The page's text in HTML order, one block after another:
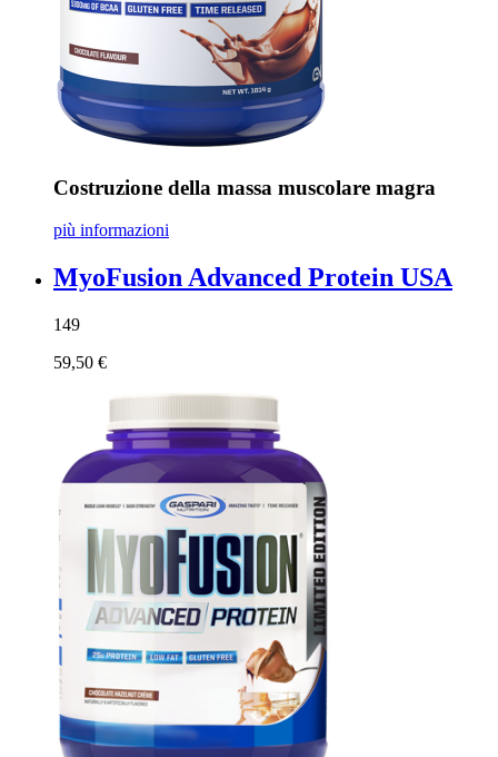
Costruzione della massa muscolare magra
più informazioni
MyoFusion Advanced Protein USA
149
59,50 €